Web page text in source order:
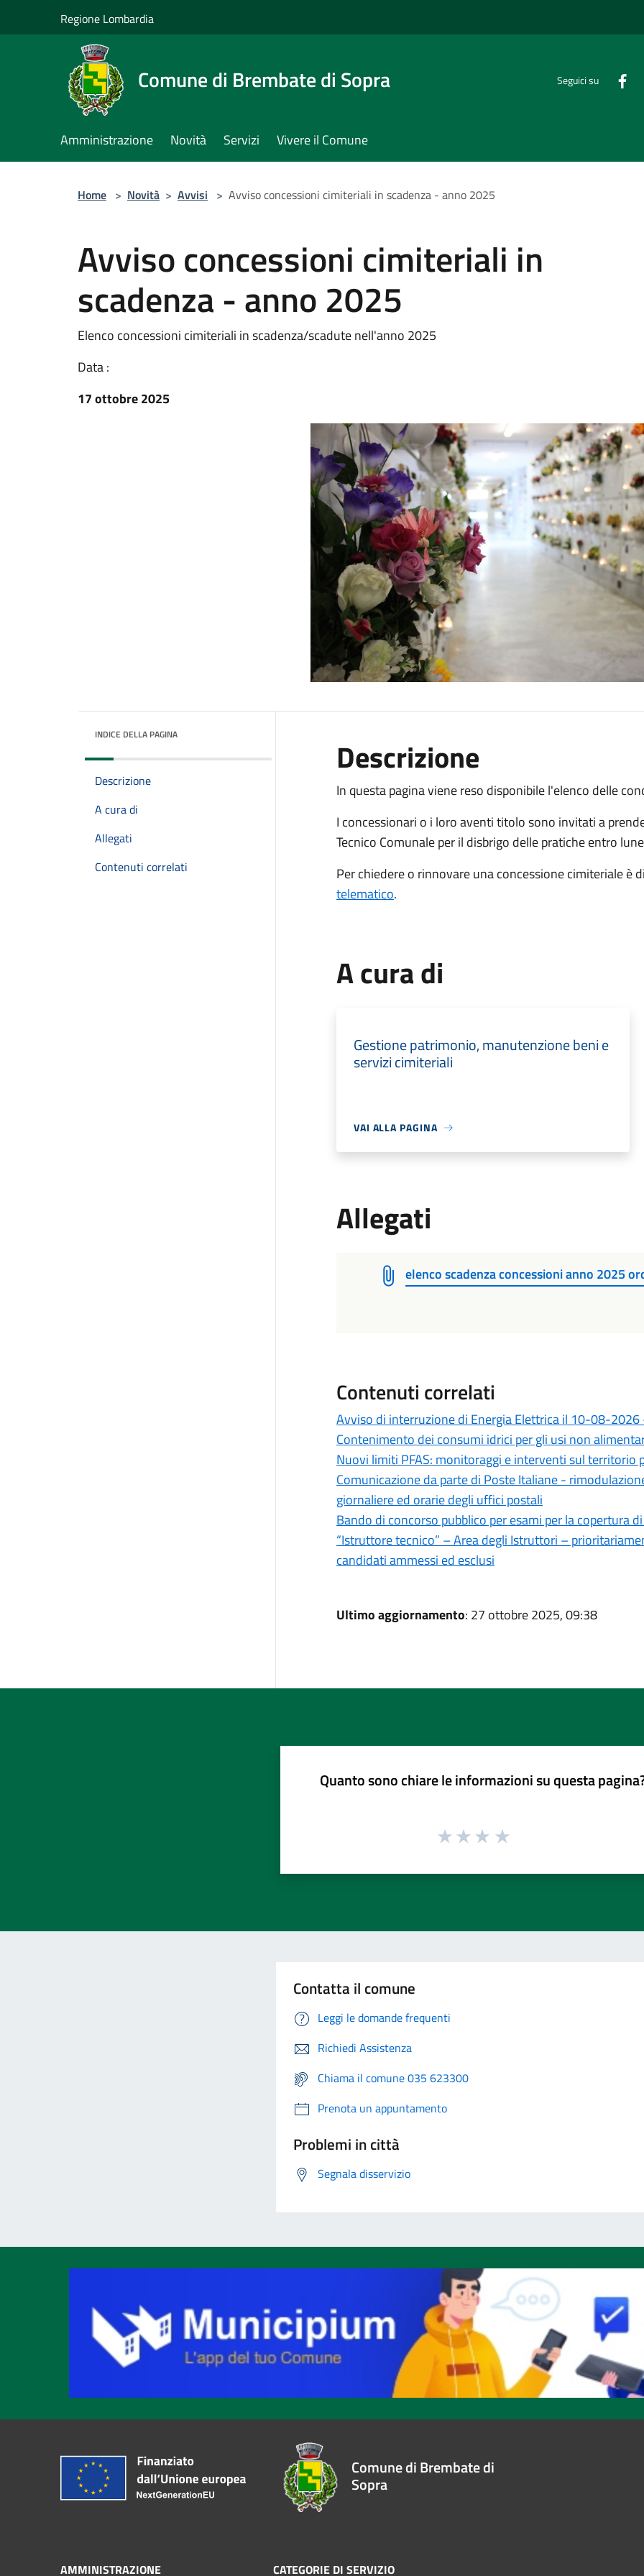
Regione Lombardia
Comune di Brembate di Sopra Seguici su
Amministrazione Novità Servizi Vivere il Comune
Home > Novità > Avvisi > Avviso concessioni cimiteriali in scadenza - anno 2025
Avviso concessioni cimiteriali in
scadenza - anno 2025
Elenco concessioni cimiteriali in scadenza/scadute nell'anno 2025
Data :
17 ottobre 2025
INDICE DELLA PAGINA
Descrizione
A cura di
Allegati
Contenuti correlati
Descrizione
In questa pagina viene reso disponibile l'elenco delle
I concessionari o i loro aventi titolo sono invitati a
Tecnico Comunale per il disbrigo delle pratiche entro
Per chiedere o rinnovare una concessione cimiteriale è
telematico.
A cura di
Gestione patrimonio, manutenzione beni e
servizi cimiteriali
VAI ALLA PAGINA
Allegati
elenco scadenza concessioni anno 2025
Contenuti correlati
Avviso di interruzione di Energia Elettrica il 10-08-
Contenimento dei consumi idrici per gli usi non
Nuovi limiti PFAS: monitoraggi e interventi sul territorio
Comunicazione da parte di Poste Italiane -
giornaliere ed orarie degli uffici postali
Bando di concorso pubblico per esami per la copertura
“Istruttore tecnico” – Area degli Istruttori –
candidati ammessi ed esclusi
Ultimo aggiornamento: 27 ottobre 2025, 09:38
Quanto sono chiare le informazioni su questa
Contatta il comune
Leggi le domande frequenti
Richiedi Assistenza
Chiama il comune 035 623300
Prenota un appuntamento
Problemi in città
Segnala disservizio
Comune di Brembate di
Sopra
AMMINISTRAZIONE CATEGORIE DI SERVIZIO